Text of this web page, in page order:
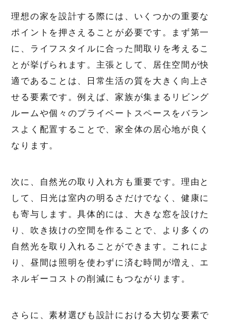
理想の家を設計する際には、いくつかの重要な
ポイントを押さえることが必要です。まず第一
に、ライフスタイルに合った間取りを考えるこ
とが挙げられます。主張として、居住空間が快
適であることは、日常生活の質を大きく向上さ
せる要素です。例えば、家族が集まるリビング
ルームや個々のプライベートスペースをバラン
スよく配置することで、家全体の居心地が良く
なります。
次に、自然光の取り入れ方も重要です。理由と
して、日光は室内の明るさだけでなく、健康に
も寄与します。具体的には、大きな窓を設けた
り、吹き抜けの空間を作ることで、より多くの
自然光を取り入れることができます。これによ
り、昼間は照明を使わずに済む時間が増え、エ
ネルギーコストの削減にもつながります。
さらに、素材選びも設計における大切な要素で